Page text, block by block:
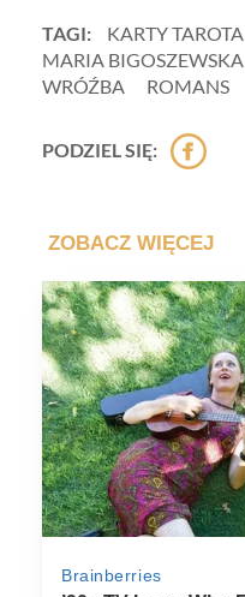
TAGI: KARTY TAROTA
MARIA BIGOSZEWSKA
WRÓŹBA
ROMANS
PODZIEL SIĘ: